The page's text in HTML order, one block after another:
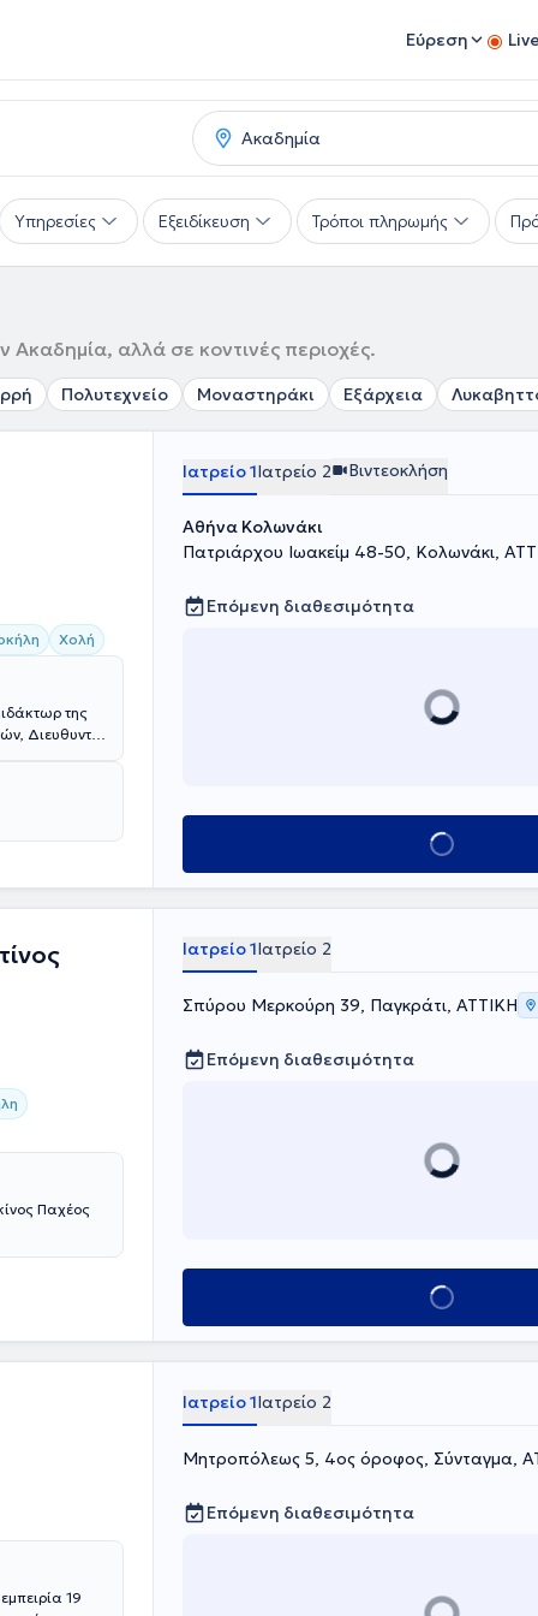
Εύρεση
Υπηρεσίες Εξειδίκευση Τρόποι πληρωμής
Ακαδημία, αλλά σε κοντινές περιοχές.
Πολυτεχνείο Μοναστηράκι Εξάρχεια
Χολή
της
Διευθυντής
Ήπατος -
Χειρουργική
μέλος της
έχει
Ιατρείο 1Ιατρείο 2 Βιντεοκλήση
Αθήνα Κολωνάκι
Πατριάρχου Ιωακείμ 48-50, Κολωνάκι,
Επόμενη διαθεσιμότητα
Κλείσε ραντεβού
Παχέος
Ιατρείο 1Ιατρείο 2
Σπύρου Μερκούρη 39, Παγκράτι, ΑΤΤΙΚΗ
Επόμενη διαθεσιμότητα
Κλείσε ραντεβού
19
Ιατρείο 1Ιατρείο 2
Μητροπόλεως 5, 4ος όροφος, Σύνταγμα,
Επόμενη διαθεσιμότητα